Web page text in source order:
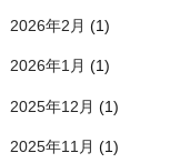
2026年2月 (1)
2026年1月 (1)
2025年12月 (1)
2025年11月 (1)